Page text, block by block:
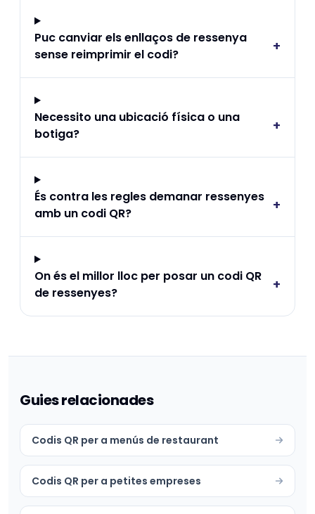
Puc canviar els enllaços de ressenya
sense reimprimir el codi?
+
Necessito una ubicació física o una
botiga?
+
És contra les regles demanar ressenyes
amb un codi QR?
+
On és el millor lloc per posar un codi QR
de ressenyes?
+
Guies relacionades
Codis QR per a menús de restaurant
Codis QR per a petites empreses